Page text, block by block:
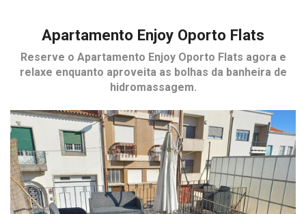
Apartamento Enjoy Oporto Flats
Reserve o Apartamento Enjoy Oporto Flats agora e
relaxe enquanto aproveita as bolhas da banheira de
hidromassagem.